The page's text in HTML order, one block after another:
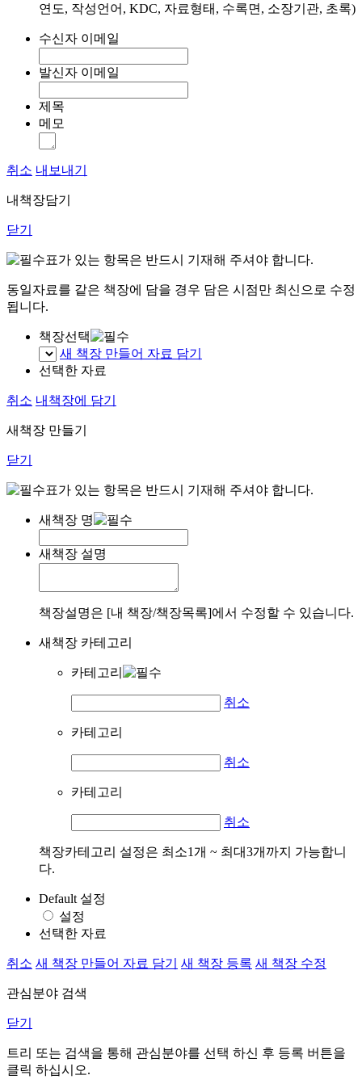
연도, 작성언어, KDC, 자료형태, 수록면, 소장기관, 초록)
수신자 이메일
발신자 이메일
제목
메모
취소 내보내기
내책장담기
닫기
표가 있는 항목은 반드시 기재해 주셔야 합니다.
동일자료를 같은 책장에 담을 경우 담은 시점만 최신으로 수정
됩니다.
책장선택
새 책장 만들어 자료 담기
선택한 자료
취소 내책장에 담기
새책장 만들기
닫기
표가 있는 항목은 반드시 기재해 주셔야 합니다.
새책장 명
새책장 설명
책장설명은 [내 책장/책장목록]에서 수정할 수 있습니다.
새책장 카테고리
카테고리
취소
카테고리
취소
카테고리
취소
책장카테고리 설정은 최소1개 ~ 최대3개까지 가능합니
다.
Default 설정
설정
선택한 자료
취소 새 책장 만들어 자료 담기 새 책장 등록 새 책장 수정
관심분야 검색
닫기
트리 또는 검색을 통해 관심분야를 선택 하신 후 등록 버튼을
클릭 하십시오.